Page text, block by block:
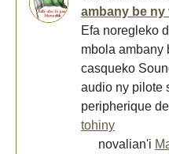
ambany be
Efa noregleko
mbola ambany
casqueko
audio ny pilote
peripherique
tohiny
novalian'i